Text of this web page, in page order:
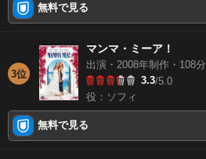
無料で見る
3位
マンマ・ミーア！
出演・2008年制作・108分
3.3/5.0
役：ソフィ
無料で見る